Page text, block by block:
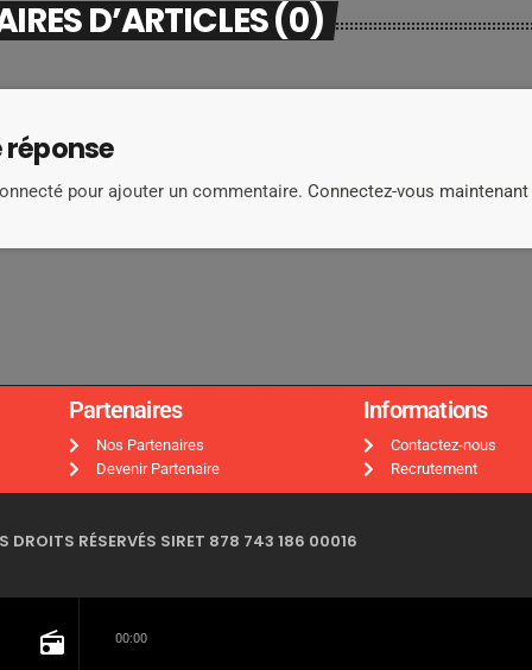
radio 00:00
D’ARTICLES (0)
réponse
pour ajouter un commentaire. Connectez-vous maintenant
Partenaires
Nos Partenaires
Devenir Partenaire
Informations
Contactez-nous
Recrutement
RÉSERVÉS SIRET 878 743 186 00016